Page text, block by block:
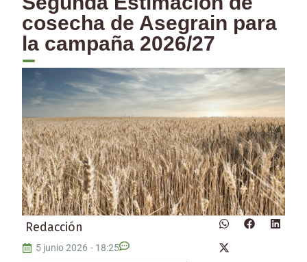
cosecha de Asegrain para
la campaña 2026/27
Redacción
5 junio 2026 - 18:25